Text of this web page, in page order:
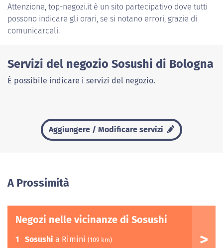
Attenzione, top-negozi.it è un sito partecipativo dove tutti
possono indicare gli orari, se si notano errori, grazie di
comunicarceli.
Servizi del negozio Sosushi di Bologna
È possibile indicare i servizi del negozio.
Aggiungere / Modificare servizi
A Prossimità
Negozi nelle vicinanze di Sosushi
1 Sosushi a Rimini (109 km)